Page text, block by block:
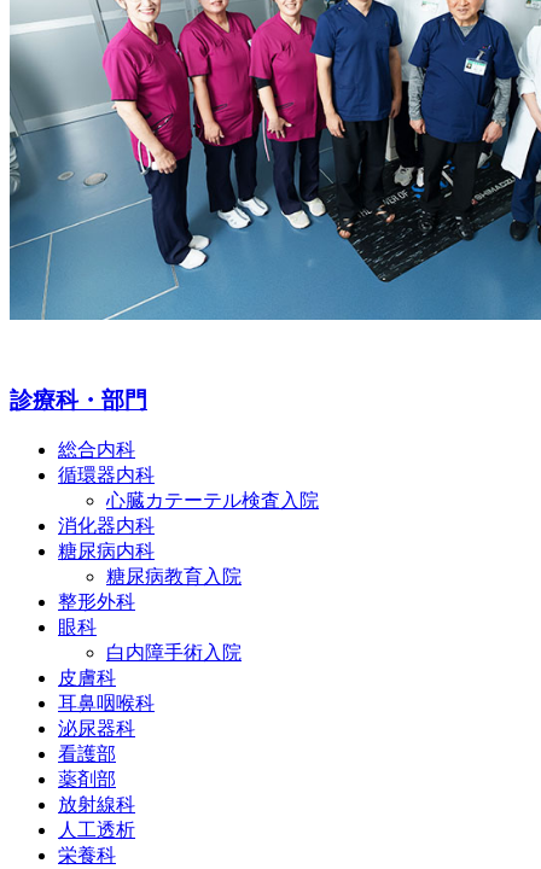
診療科・部門
総合内科
循環器内科
心臓カテーテル検査入院
消化器内科
糖尿病内科
糖尿病教育入院
整形外科
眼科
白内障手術入院
皮膚科
耳鼻咽喉科
泌尿器科
看護部
薬剤部
放射線科
人工透析
栄養科